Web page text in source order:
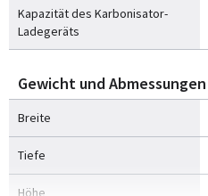
Kapazität des Karbonisator-
Ladegeräts
Gewicht und Abmessungen
Breite
Tiefe